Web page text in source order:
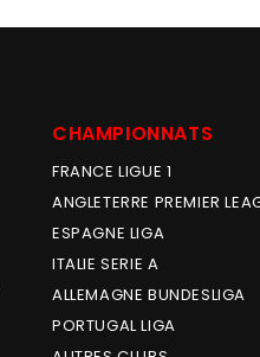
CHAMPIONNATS
FRANCE LIGUE 1
ANGLETERRE PREMIER
ESPAGNE LIGA
ITALIE SERIE A
ALLEMAGNE BUNDESLIGA
PORTUGAL LIGA